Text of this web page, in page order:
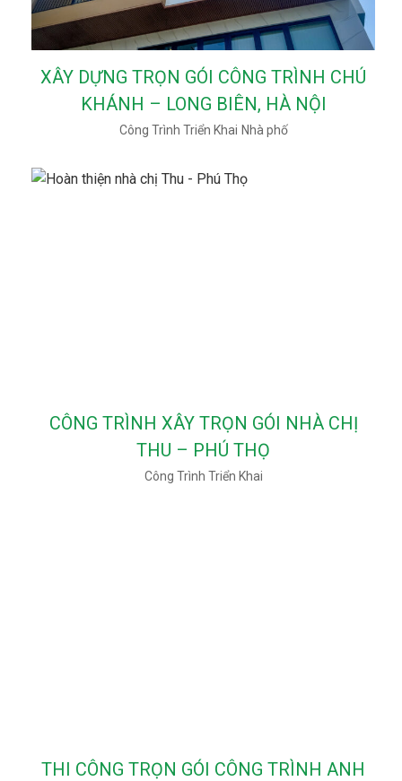
XÂY DỰNG TRỌN GÓI CÔNG TRÌNH CHÚ
KHÁNH – LONG BIÊN, HÀ NỘI
Công Trình Triển Khai Nhà phố
CÔNG TRÌNH XÂY TRỌN GÓI NHÀ CHỊ
THU – PHÚ THỌ
Công Trình Triển Khai
THI CÔNG TRỌN GÓI CÔNG TRÌNH ANH